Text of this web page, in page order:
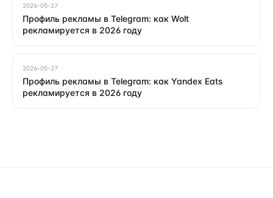
2026-05-27
Профиль рекламы в Telegram: как Wolt
рекламируется в 2026 году
2026-05-27
Профиль рекламы в Telegram: как Yandex Eats
рекламируется в 2026 году